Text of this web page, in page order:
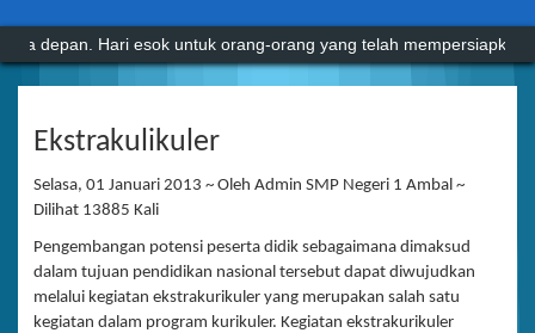
Hari esok untuk orang-orang yang telah mempersiapkan dirinya
Ekstrakulikuler
Selasa, 01 Januari 2013 ~ Oleh Admin SMP Negeri 1 Ambal ~
Dilihat 13885 Kali
Pengembangan potensi peserta didik sebagaimana dimaksud
dalam tujuan pendidikan nasional tersebut dapat diwujudkan
melalui kegiatan ekstrakurikuler yang merupakan salah satu
kegiatan dalam program kurikuler. Kegiatan ekstrakurikuler